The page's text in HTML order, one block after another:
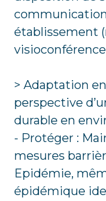
établissement
> Adaptation
perspective
durable en
- Protéger :
mesures
Epidémie,
épidémique